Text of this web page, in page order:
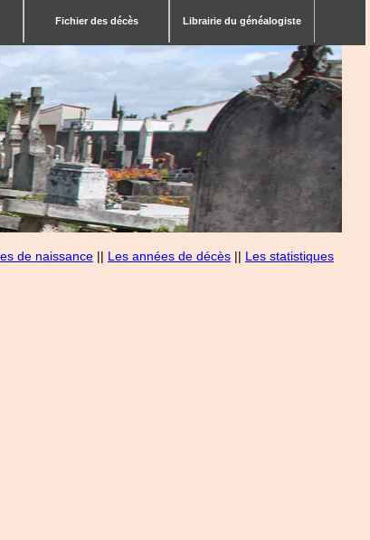
Fichier des décès Librairie du généalogiste
de naissance || Les années de décès || Les statistiques